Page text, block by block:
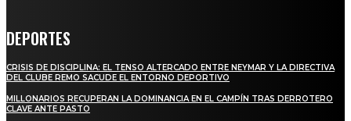
DEPORTES
CRISIS DE DISCIPLINA: EL TENSO ALTERCADO ENTRE NEYMAR Y LA DIRECTIVA
DEL CLUBE REMO SACUDE EL ENTORNO DEPORTIVO
MILLONARIOS RECUPERAN LA DOMINANCIA EN EL CAMPÍN TRAS DERROTERO
CLAVE ANTE PASTO